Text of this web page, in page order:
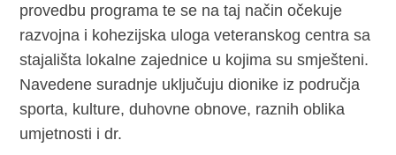
provedbu programa te se na taj način očekuje
razvojna i kohezijska uloga veteranskog centra sa
stajališta lokalne zajednice u kojima su smješteni.
Navedene suradnje uključuju dionike iz područja
sporta, kulture, duhovne obnove, raznih oblika
umjetnosti i dr.